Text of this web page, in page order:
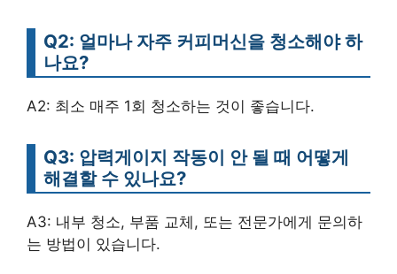
Q2: 얼마나 자주 커피머신을 청소해야 하
나요?
A2: 최소 매주 1회 청소하는 것이 좋습니다.
Q3: 압력게이지 작동이 안 될 때 어떻게
해결할 수 있나요?
A3: 내부 청소, 부품 교체, 또는 전문가에게 문의하
는 방법이 있습니다.